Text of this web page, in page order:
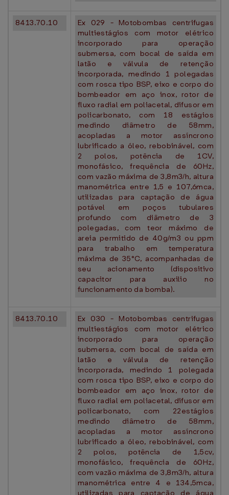
8413.70.10
Ex 029 - Motobombas centrifugas
multiestágios com motor elétrico
incorporado para operação
submersa, com bocal de saída em
latão e válvula de retenção
incorporada, medindo 1 polegadas
com rosca tipo BSP, eixo e corpo do
bombeador em aço inox, rotor de
fluxo radial em poliacetal, difusor em
policarbonato, com 18 estágios
medindo diâmetro de 58mm,
acopladas a motor assíncrono
lubrificado a óleo, rebobinável, com
2 polos, potência de 1CV,
monofásico, frequência de 60Hz,
com vazão máxima de 3,8m3/h, altura
manométrica entre 1,5 e 107,6mca,
utilizadas para captação de água
potável em poços tubulares
profundo com diâmetro de 3
polegadas, com teor máximo de
areia permitido de 40g/m3 ou ppm
para trabalho em temperatura
máxima de 35°C, acompanhadas de
seu acionamento (dispositivo
capacitor para auxilio no
funcionamento da bomba).
8413.70.10
Ex 030 - Motobombas centrifugas
multiestágios com motor elétrico
incorporado para operação
submersa, com bocal de saída em
latão e válvula de retenção
incorporada, medindo 1 polegada
com rosca tipo BSP, eixo e corpo do
bombeador em aço inox, rotor de
fluxo radial em poliacetal, difusor em
policarbonato, com 22estágios
medindo diâmetro de 58mm,
acopladas a motor assíncrono
lubrificado a óleo, rebobinável, com
2 polos, potência de 1,5cv,
monofásico, frequência de 60Hz,
com vazão máxima de 3,8m3/h, altura
manométrica entre 4 e 134,5mca,
utilizadas para captação de água